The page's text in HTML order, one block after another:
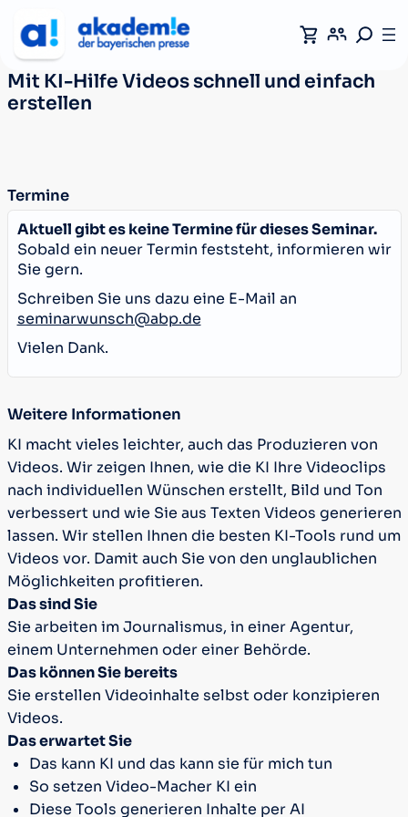
Mit KI-Hilfe Videos schnell und einfach
erstellen
Termine
Aktuell gibt es keine Termine für dieses Seminar.
Sobald ein neuer Termin feststeht, informieren wir
Sie gern.
Schreiben Sie uns dazu eine E-Mail an
seminarwunsch@abp.de
Vielen Dank.
Weitere Informationen
KI macht vieles leichter, auch das Produzieren von
Videos. Wir zeigen Ihnen, wie die KI Ihre Videoclips
nach individuellen Wünschen erstellt, Bild und Ton
verbessert und wie Sie aus Texten Videos generieren
lassen. Wir stellen Ihnen die besten KI-Tools rund um
Videos vor. Damit auch Sie von den unglaublichen
Möglichkeiten profitieren.
Das sind Sie
Sie arbeiten im Journalismus, in einer Agentur,
einem Unternehmen oder einer Behörde.
Das können Sie bereits
Sie erstellen Videoinhalte selbst oder konzipieren
Videos.
Das erwartet Sie
Das kann KI und das kann sie für mich tun
So setzen Video-Macher KI ein
Diese Tools generieren Inhalte per AI